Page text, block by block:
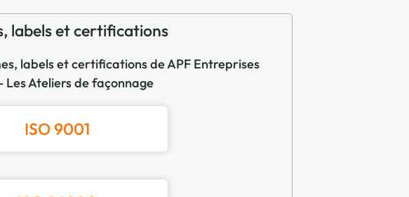
labels et certifications
labels et certifications de APF Entreprises
Les Ateliers de façonnage
ISO 9001